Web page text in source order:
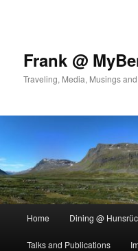
Frank @
Traveling, Media, Musings
Home Dining @
Talks and Publications